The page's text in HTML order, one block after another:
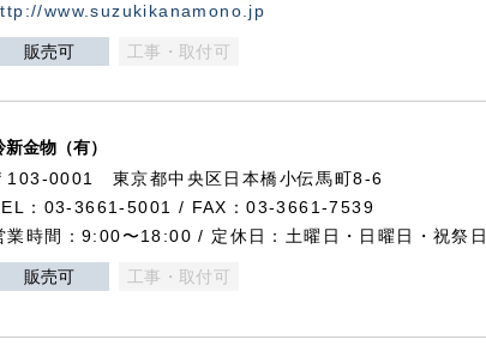
www.suzukikanamono.jp
販売可 工事・取付可
新金物（有）
103-0001 東京都中央区日本橋小伝馬町8-6
：03-3661-5001 / FAX：03-3661-7539
業時間：9:00〜18:00 / 定休日：土曜日・日曜日・祝祭日
販売可 工事・取付可